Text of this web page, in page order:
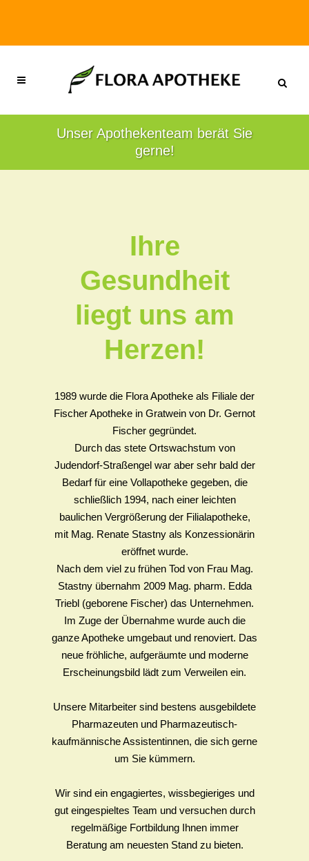
Unser Apothekenteam berät Sie
gerne!
Ihre
Gesundheit
liegt uns am
Herzen!
1989 wurde die Flora Apotheke als Filiale der
Fischer Apotheke in Gratwein von Dr. Gernot
Fischer gegründet.
Durch das stete Ortswachstum von
Judendorf-Straßengel war aber sehr bald der
Bedarf für eine Vollapotheke gegeben, die
schließlich 1994, nach einer leichten
baulichen Vergrößerung der Filialapotheke,
mit Mag. Renate Stastny als Konzessionärin
eröffnet wurde.
Nach dem viel zu frühen Tod von Frau Mag.
Stastny übernahm 2009 Mag. pharm. Edda
Triebl (geborene Fischer) das Unternehmen.
Im Zuge der Übernahme wurde auch die
ganze Apotheke umgebaut und renoviert. Das
neue fröhliche, aufgeräumte und moderne
Erscheinungsbild lädt zum Verweilen ein.
Unsere Mitarbeiter sind bestens ausgebildete
Pharmazeuten und Pharmazeutisch-
kaufmännische Assistentinnen, die sich gerne
um Sie kümmern.
Wir sind ein engagiertes, wissbegieriges und
gut eingespieltes Team und versuchen durch
regelmäßige Fortbildung Ihnen immer
Beratung am neuesten Stand zu bieten.